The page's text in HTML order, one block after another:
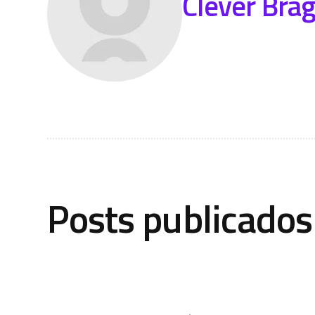
Posts publicados